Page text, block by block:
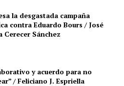
la desgastada campaña
contra Eduardo Bours / José
Cerecer Sánchez
y acuerdo para no
/ Feliciano J. Espriella